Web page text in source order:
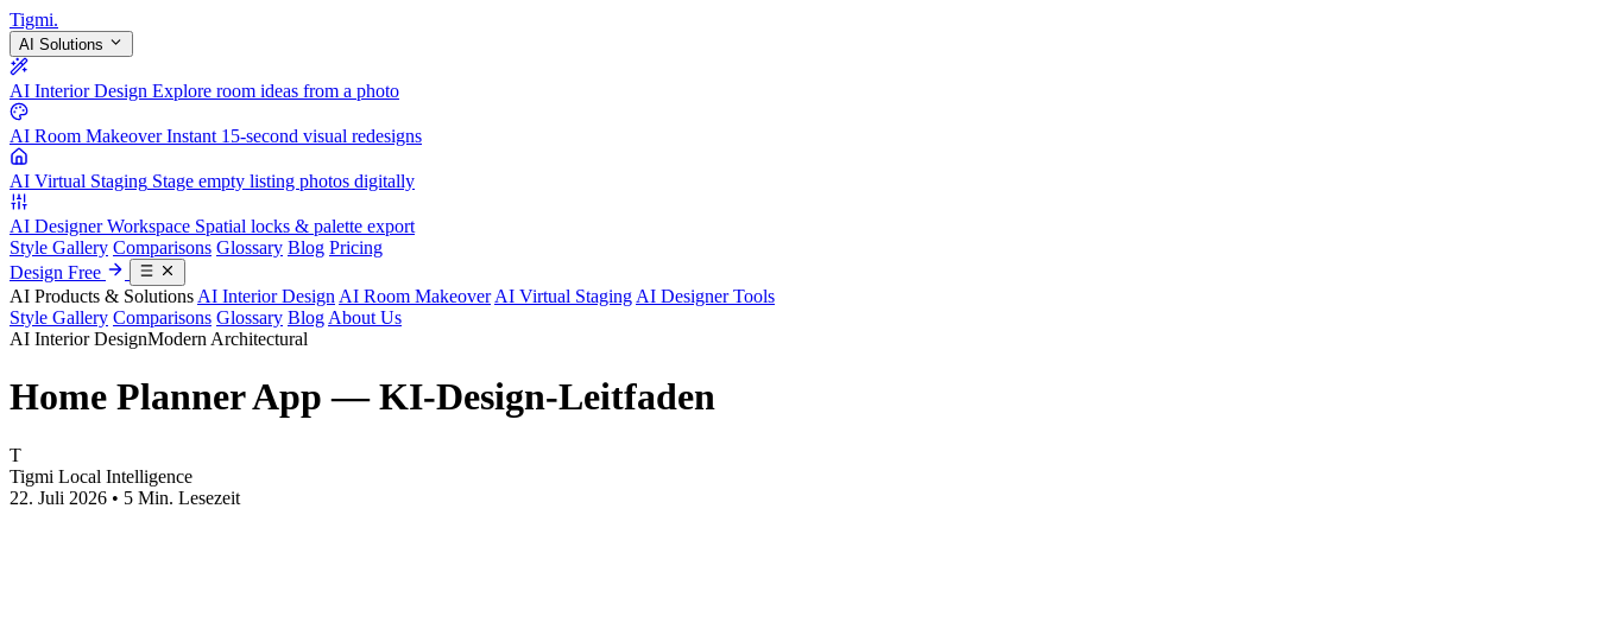
Tigmi.
AI Solutions
AI Interior Design Explore room ideas from a photo
AI Room Makeover Instant 15-second visual redesigns
AI Virtual Staging Stage empty listing photos digitally
AI Designer Workspace Spatial locks & palette export
Style Gallery Comparisons Glossary Blog Pricing
Design Free
AI Products & Solutions AI Interior Design AI Room Makeover AI Virtual Staging AI Designer Tools
Style Gallery Comparisons Glossary Blog About Us
AI Interior DesignModern Architectural
Home Planner App — KI-Design-Leitfaden
T
Tigmi Local Intelligence
22. Juli 2026 • 5 Min. Lesezeit